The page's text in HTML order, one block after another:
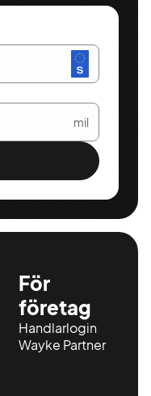
mil
För
företag
Handlarlogin
Wayke Partner